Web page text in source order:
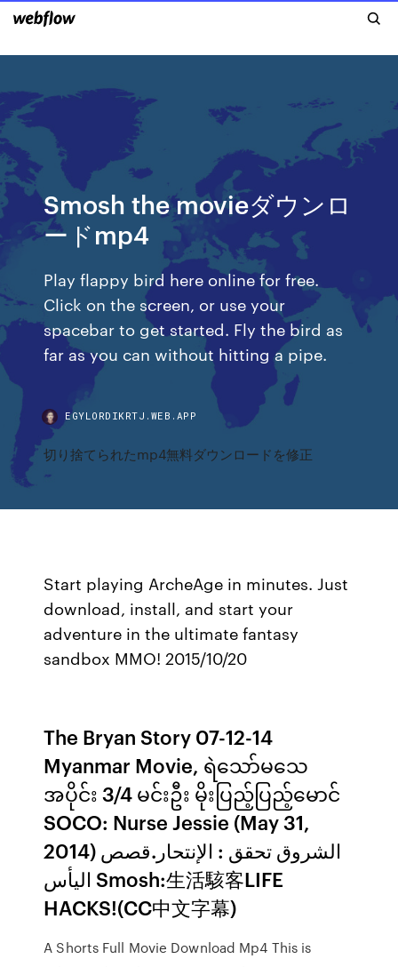
Smosh the movieダウンロ
ードmp4
Play flappy bird here online for free.
Click on the screen, or use your
spacebar to get started. Fly the bird as
far as you can without hitting a pipe.
EGYLORDIKRTJ.WEB.APP
切り捨てられたmp4無料ダウンロードを修正
Start playing ArcheAge in minutes. Just
download, install, and start your
adventure in the ultimate fantasy
sandbox MMO! 2015/10/20
The Bryan Story 07-12-14
Myanmar Movie, ရဲသော်မသေ
အပိုင်း 3/4 မင်းဦး မိုးပြည့်ပြည့်မောင်
SOCO: Nurse Jessie (May 31,
2014) الشروق تحقق : الإنتحار.قصص
اليأس Smosh:生活駭客LIFE
HACKS!(CC中文字幕)
A Shorts Full Movie Download Mp4 This is